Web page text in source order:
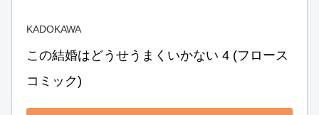
KADOKAWA
この結婚はどうせうまくいかない 4 (フロース
コミック)